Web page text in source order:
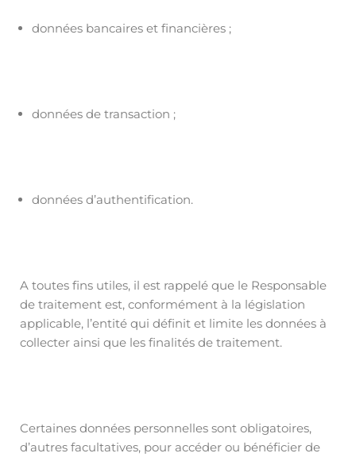
données bancaires et financières ;
données de transaction ;
données d’authentification.
A toutes fins utiles, il est rappelé que le Responsable
de traitement est, conformément à la législation
applicable, l’entité qui définit et limite les données à
collecter ainsi que les finalités de traitement.
Certaines données personnelles sont obligatoires,
d’autres facultatives, pour accéder ou bénéficier de